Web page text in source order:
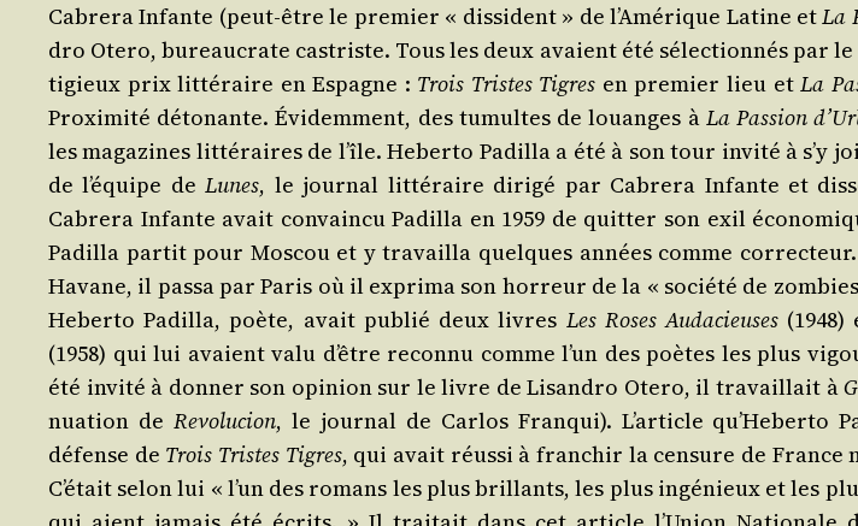
Cabre­ra Infante (peut-être le pre­mier « dis­si­dent » de l’A­mé­rique Latine etLa
dro Ote­ro, bureau­crate cas­triste. Tous les deux avaient été sélec­tion­nés par
ti­gieux prix lit­té­raire en Espagne : Trois Tristes Tigres en pre­mier lieu etLa
Proxi­mi­té déto­nante. Évi­dem­ment, des tumultes de louanges à La Pas­sion
les maga­zines lit­té­raires de l’île. Heber­to Padilla a été à son tour invi­té à s’y
de l’é­quipe deLunes, le jour­nal lit­té­raire diri­gé par Cabre­ra Infante et
Cabre­ra Infante avait convain­cu Padilla en 1959 de quit­ter son exil
Padilla par­tit pour Mos­cou et y tra­vailla quelques années comme
Havane, il pas­sa par Paris où il expri­ma son hor­reur de la « socié­té de
Heber­to Padilla, poète, avait publié deux livres Les Roses Auda­cieuses(1948)
(1958) qui lui avaient valu d’être recon­nu comme l’un des poètes les plus
été invi­té à don­ner son opi­nion sur le livre de Lisan­dro Ote­ro, il tra­vaillait à
nua­tion de Revo­lu­cion, le jour­nal de Car­los Fran­qui). L’ar­ticle qu’­He­ber­to
défense de Trois Tristes Tigres, qui avait réus­si à fran­chir la cen­sure de France
C’é­tait selon lui « l’un des romans les plus brillants, les plus ingé­nieux et les